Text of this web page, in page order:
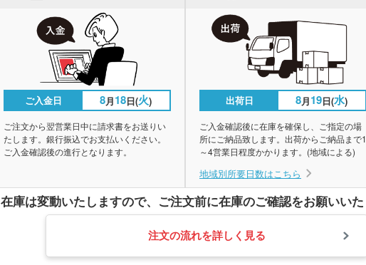
ご入金日 8月18日(火)
ご注文から翌営業日中に請求書をお送りい
たします。銀行振込でお支払いください。
ご入金確認後の進行となります。
出荷日 8月19日(水)
ご入金確認後に在庫を確保し、ご指定の場
所にご納品致します。出荷からご納品まで1
～4営業日程度かかります。(地域による)
地域別所要日数はこちら
在庫は変動いたしますので、 ご注文前に在庫のご確認をお願いい
注文の流れを詳しく見る